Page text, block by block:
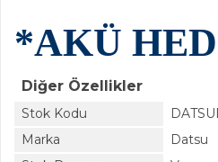
*AKÜ
Diğer Özellikler
Stok Kodu
Marka
Datsu